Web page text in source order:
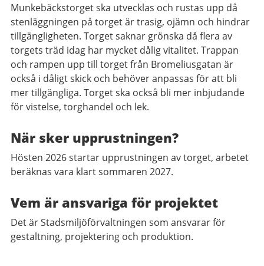
Munkebäckstorget ska utvecklas och rustas upp då
stenläggningen på torget är trasig, ojämn och hindrar
tillgängligheten. Torget saknar grönska då flera av
torgets träd idag har mycket dålig vitalitet. Trappan
och rampen upp till torget från Bromeliusgatan är
också i dåligt skick och behöver anpassas för att bli
mer tillgängliga. Torget ska också bli mer inbjudande
för vistelse, torghandel och lek.
När sker upprustningen?
Hösten 2026 startar upprustningen av torget, arbetet
beräknas vara klart sommaren 2027.
Vem är ansvariga för projektet
Det är Stadsmiljöförvaltningen som ansvarar för
gestaltning, projektering och produktion.